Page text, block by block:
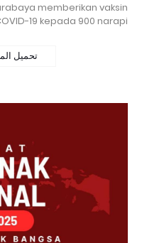
memberikan vaksin
19 kepada 900 narapi…
تحميل